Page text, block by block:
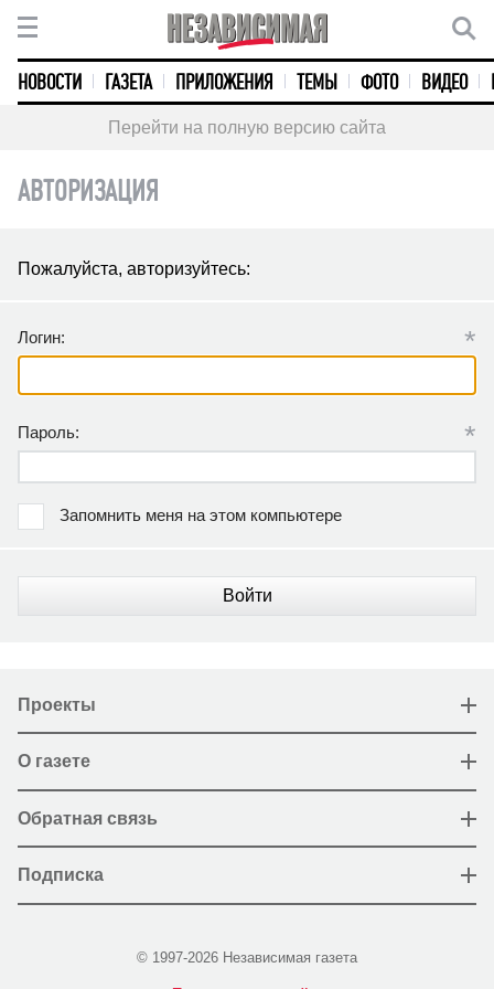
НОВОСТИ ГАЗЕТА ПРИЛОЖЕНИЯ ТЕМЫ ФОТО ВИДЕО
Перейти на полную версию сайта
АВТОРИЗАЦИЯ
Пожалуйста, авторизуйтесь:
Логин: *
Пароль: *
Запомнить меня на этом компьютере
Войти
Проекты
О газете
Обратная связь
Подписка
© 1997-2026 Независимая газета